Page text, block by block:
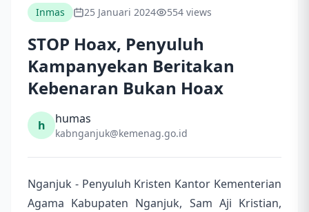
Inmas 25 Januari 2024 554 views
STOP Hoax, Penyuluh
Kampanyekan Beritakan
Kebenaran Bukan Hoax
h humas
kabnganjuk@kemenag.go.id
Nganjuk - Penyuluh Kristen Kantor Kementerian
Agama Kabupaten Nganjuk, Sam Aji Kristian,